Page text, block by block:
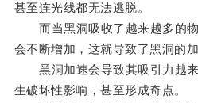
甚至连光线都无法逃脱。
而当黑洞吸收了越来越多的物
会不断增加，这就导致了黑洞的加
黑洞加速会导致其吸引力越来
生破坏性影响，甚至形成奇点。